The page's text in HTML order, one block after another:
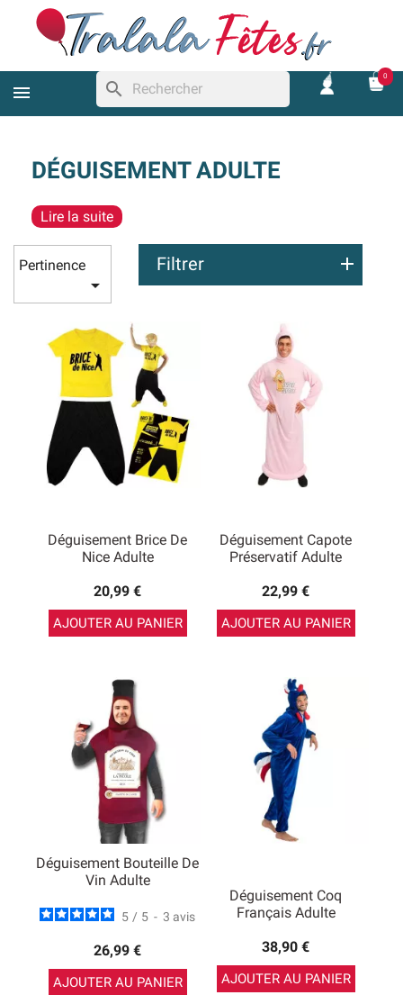
search
0
DÉGUISEMENT ADULTE
Lire la suite
Pertinence

Filtrer
Déguisement Brice De
Nice Adulte
20,99 €
AJOUTER AU PANIER
Déguisement Capote
Préservatif Adulte
22,99 €
AJOUTER AU PANIER
Déguisement Bouteille De
Vin Adulte
5 / 5 - 3 avis
26,99 €
AJOUTER AU PANIER
Déguisement Coq
Français Adulte
38,90 €
AJOUTER AU PANIER